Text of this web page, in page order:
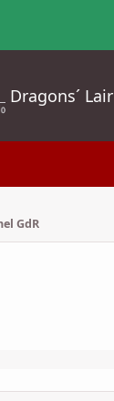
Dragons´ Lair
GdR